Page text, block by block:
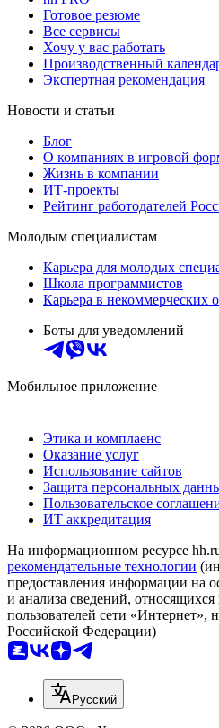
Готовое резюме
Все сервисы
Хочу у вас работать
Производственный
Экспертная рекомендация
Новости и статьи
Блог
О компаниях в игровой
Жизнь в компании
ИТ-проекты
Рейтинг работодателей
Молодым специалистам
Карьера для молодых
Школа программистов
Карьера в некоммерческих
Боты для уведомлений
Мобильное приложение
Этика и комплаенс
Оказание услуг
Использование сайтов
Защита персональных
Пользовательское
ИТ аккредитация
На информационном ресурсе
рекомендательные технологии
предоставления информации на
и анализа сведений,
пользователей сети «Интернет»,
Российской Федерации)
Русский